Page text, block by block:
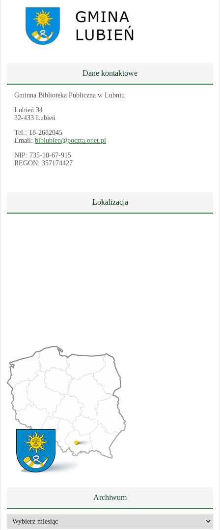
Dane kontaktowe
Gminna Biblioteka Publiczna w Lubniu
Lubień 34
32-433 Lubień
Tel.: 18-2682045
Email:biblubien@poczta.onet.pl
NIP: 735-10-67-915
REGON: 357174427
Lokalizacja
Archiwum